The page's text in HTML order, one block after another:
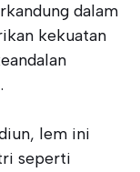
dalam
kekuatan
lem ini
seperti